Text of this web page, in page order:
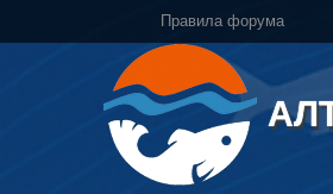
Правила форума